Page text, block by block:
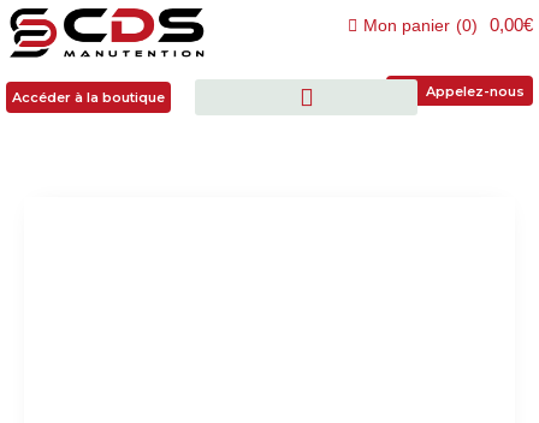
Accéder à la boutique
Mon panier (0) 0,00€
Appelez-nous